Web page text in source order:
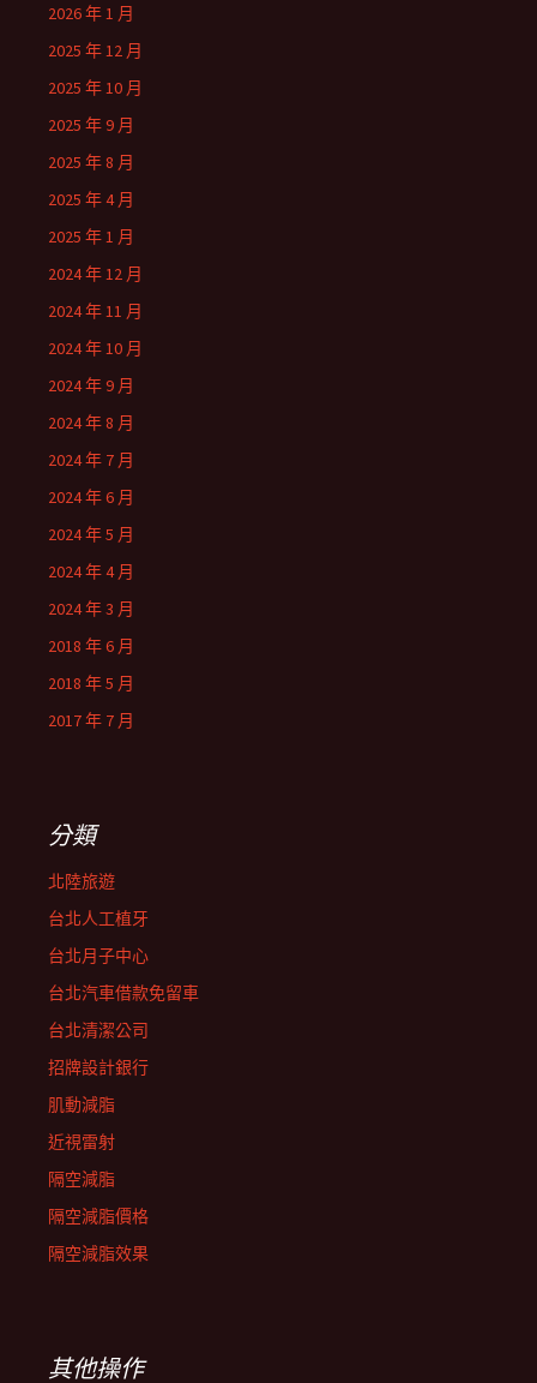
2026 年 1 月
2025 年 12 月
2025 年 10 月
2025 年 9 月
2025 年 8 月
2025 年 4 月
2025 年 1 月
2024 年 12 月
2024 年 11 月
2024 年 10 月
2024 年 9 月
2024 年 8 月
2024 年 7 月
2024 年 6 月
2024 年 5 月
2024 年 4 月
2024 年 3 月
2018 年 6 月
2018 年 5 月
2017 年 7 月
分類
北陸旅遊
台北人工植牙
台北月子中心
台北汽車借款免留車
台北清潔公司
招牌設計銀行
肌動減脂
近視雷射
隔空減脂
隔空減脂價格
隔空減脂效果
其他操作